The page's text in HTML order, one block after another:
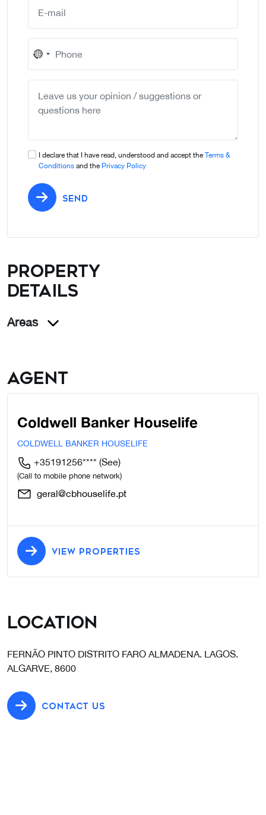
No
country
I declare that I have read, understood and accept the Terms &
Conditions and the Privacy Policy
SEND
Property
details
Areas
Agent
Coldwell Banker Houselife
COLDWELL BANKER HOUSELIFE
+35191256**** (See)
(Call to mobile phone network)
geral@cbhouselife.pt
VIEW PROPERTIES
Location
FERNÃO PINTO DISTRITO FARO ALMADENA. LAGOS.
ALGARVE, 8600
CONTACT US